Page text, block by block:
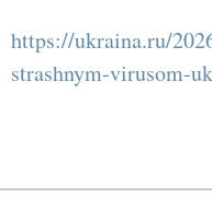
https://ukraina.ru/
strashnym-virusom-